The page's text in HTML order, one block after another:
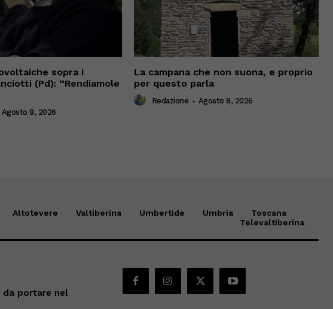
sopra i
(Pd): “Rendiamole
Agosto 8, 2026
La campana che non suona, e proprio
per questo parla
Redazione - Agosto 8, 2026
Altotevere Valtiberina Umbertide Umbria
Toscana
Televaltiberina
da portare nel